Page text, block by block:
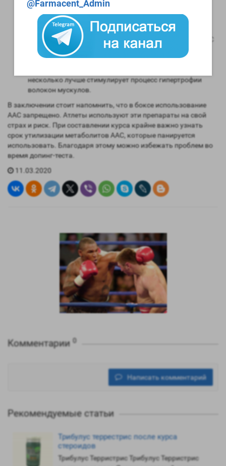
@Farmacent_Admin
силы, но при этом отличается высоким уровнем
гепатотоксичности. Профессиональные атлеты не
используют Флюоксиместерон более 4 недель;
Метенолон Энантат. Один из самых легких стероидов. С
его помощью можно набрать пару кило массы и
увеличить физические параметры;
несколько лучше стимулирует процесс гипертрофии
волокон мускулов.
В заключении стоит напомнить, что в боксе использование
ААС запрещено. Атлеты используют эти препараты на свой
страх и риск. При составлении курса крайне важно узнать
срок утилизации метаболитов ААС, которые панируется
использовать. Благодаря этому можно избежать проблем во
время допинг-теста.
11.03.2020
Комментарии 0
Написать комментарий
Рекомендуемые статьи
Трибулус террестрис после курса
стероидов
Трибулус Терристрис Трибулус Терристрис